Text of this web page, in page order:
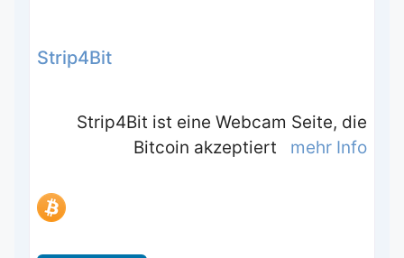
Strip4Bit
Strip4Bit ist eine Webcam Seite, die
Bitcoin akzeptiert mehr Info